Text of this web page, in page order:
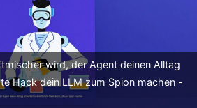
wird, der Agent deinen Alltag
Hack dein LLM zum Spion machen -